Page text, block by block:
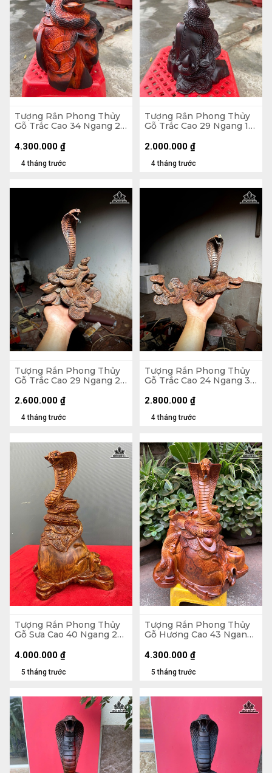
Tượng Rắn Phong Thủy
Gỗ Trắc Cao 34 Ngang 28
4 tháng trước
4.300.000 ₫
Tượng Rắn Phong Thủy
Gỗ Trắc Cao 29 Ngang 17
4 tháng trước
2.000.000 ₫
Tượng Rắn Phong Thủy
Gỗ Trắc Cao 29 Ngang 24
4 tháng trước
2.600.000 ₫
Tượng Rắn Phong Thủy
Gỗ Trắc Cao 24 Ngang 34
4 tháng trước
2.800.000 ₫
Tượng Rắn Phong Thủy
Gỗ Sưa Cao 40 Ngang 26
5 tháng trước
4.000.000 ₫
Tượng Rắn Phong Thủy
Gỗ Hương Cao 43 Ngang
5 tháng trước
4.300.000 ₫